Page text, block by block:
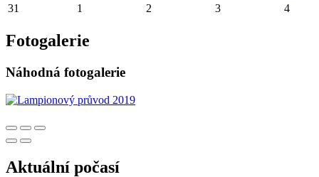
31
1 2 3 4
Fotogalerie
Náhodná fotogalerie
Aktuální počasí